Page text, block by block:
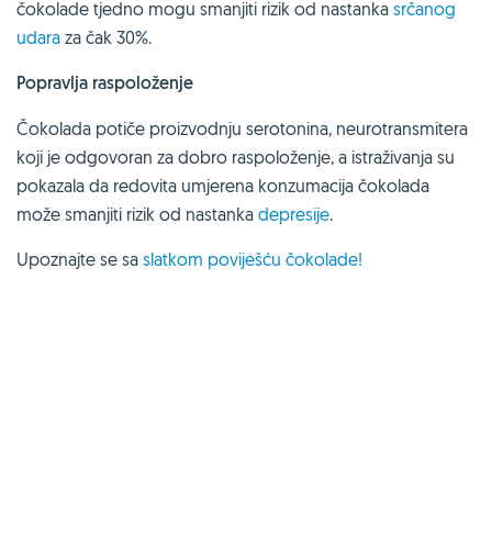
čokolade tjedno mogu smanjiti rizik od nastanka srčanog
udara za čak 30%.
Popravlja raspoloženje
Čokolada potiče proizvodnju serotonina, neurotransmitera
koji je odgovoran za dobro raspoloženje, a istraživanja su
pokazala da redovita umjerena konzumacija čokolada
može smanjiti rizik od nastanka depresije.
Upoznajte se sa slatkom poviješću čokolade!